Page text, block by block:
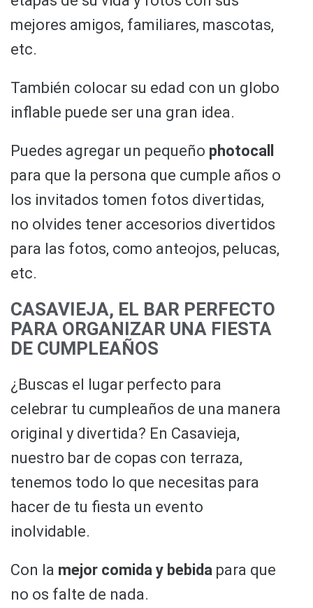
mejores amigos, familiares, mascotas,
etc.
También colocar su edad con un globo
inflable puede ser una gran idea.
Puedes agregar un pequeño photocall
para que la persona que cumple años o
los invitados tomen fotos divertidas,
no olvides tener accesorios divertidos
para las fotos, como anteojos, pelucas,
etc.
CASAVIEJA, EL BAR PERFECTO
PARA ORGANIZAR UNA FIESTA
DE CUMPLEAÑOS
¿Buscas el lugar perfecto para
celebrar tu cumpleaños de una manera
original y divertida? En Casavieja,
nuestro bar de copas con terraza,
tenemos todo lo que necesitas para
hacer de tu fiesta un evento
inolvidable.
Con la mejor comida y bebida para que
no os falte de nada.